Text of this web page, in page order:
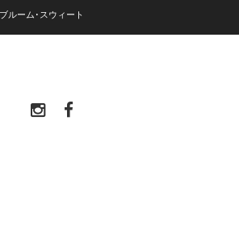
ルーム･スウィート